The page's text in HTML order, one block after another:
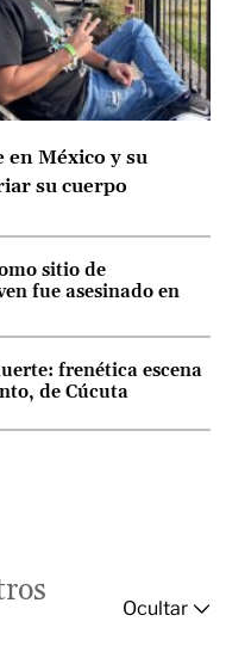
en México y su
su cuerpo
sitio de
fue asesinado en
frenética escena
de Cúcuta